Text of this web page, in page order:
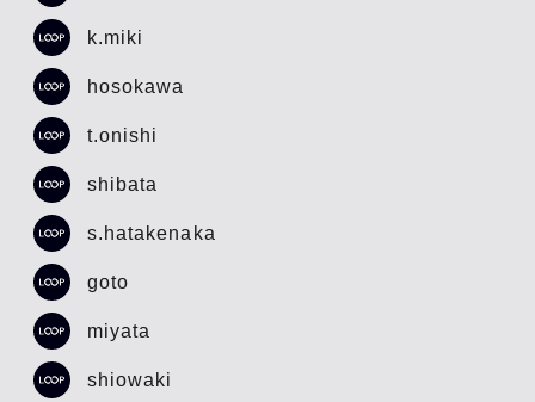
k.miki
hosokawa
t.onishi
shibata
s.hatakenaka
goto
miyata
shiowaki